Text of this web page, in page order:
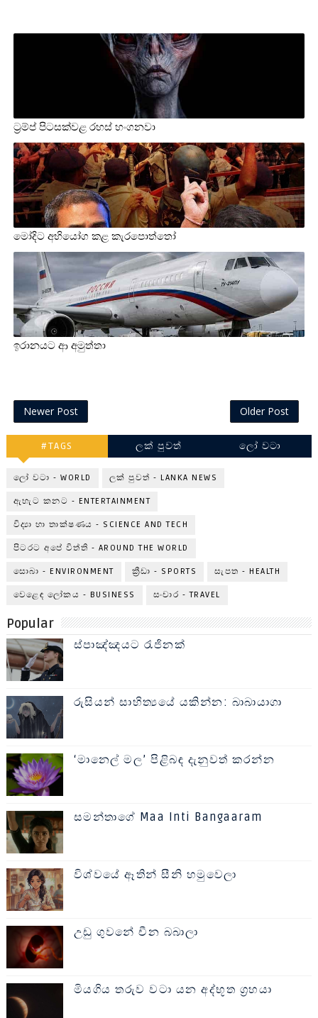
ට්‍රම්ප් පිටසක්වළ රහස් හංගනවා
මෝදිට අභියෝග කළ කැරපොත්තෝ
ඉරානයට ආ අමුත්තා
Newer Post Older Post
#TAGS ලක් පුවත් ලෝ වටා
ලෝ වටා - WORLD ලක් පුවත් - LANKA NEWS
ඇහැට කනට - ENTERTAINMENT
විද්‍යා හා තාක්ෂණය - SCIENCE AND TECH
පිටරට අපේ විත්ති - AROUND THE WORLD
සොබා - ENVIRONMENT ක්‍රීඩා - SPORTS සැපත - HEALTH
වෙළෙඳ ලෝකය - BUSINESS සංචාර - TRAVEL
Popular
ස්පාඤ්ඤයට රැජිනක්
රුසියන් සාහිත්‍යයේ යකින්න: බාබායාගා
‘මානෙල් මල’ පිළිබඳ දැනුවත් කරන්න
සමන්තාගේ Maa Inti Bangaaram
විශ්වයේ ඈතින් සීනි හමුවෙලා
උඩු ගුවනේ චීන බබාලා
මියගිය තරුව වටා යන අද්භූත ග්‍රහයා